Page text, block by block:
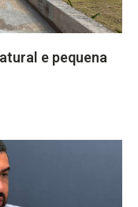
e pequena